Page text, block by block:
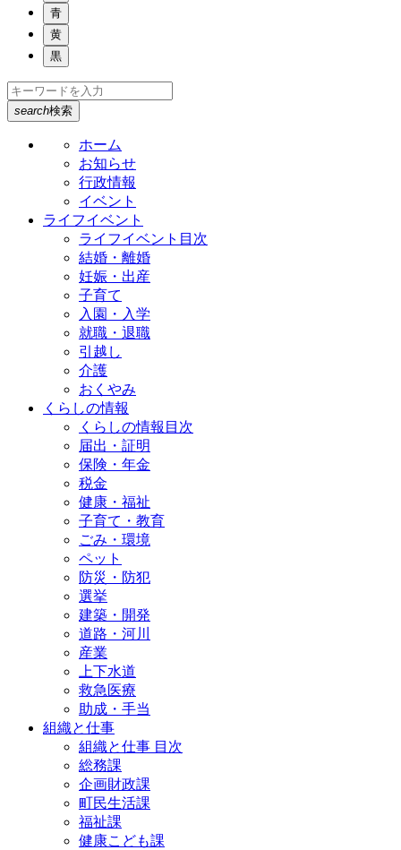
青
黄
黒
search検索
ホーム
お知らせ
行政情報
イベント
ライフイベント
ライフイベント目次
結婚・離婚
妊娠・出産
子育て
入園・入学
就職・退職
引越し
介護
おくやみ
くらしの情報
くらしの情報目次
届出・証明
保険・年金
税金
健康・福祉
子育て・教育
ごみ・環境
ペット
防災・防犯
選挙
建築・開発
道路・河川
産業
上下水道
救急医療
助成・手当
組織と仕事
組織と仕事 目次
総務課
企画財政課
町民生活課
福祉課
健康こども課